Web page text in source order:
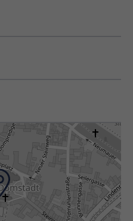
in einer Kirche sind